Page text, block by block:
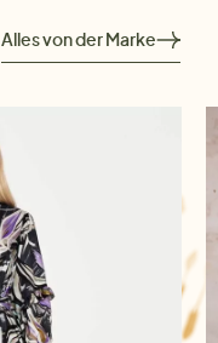
Alles von der Marke